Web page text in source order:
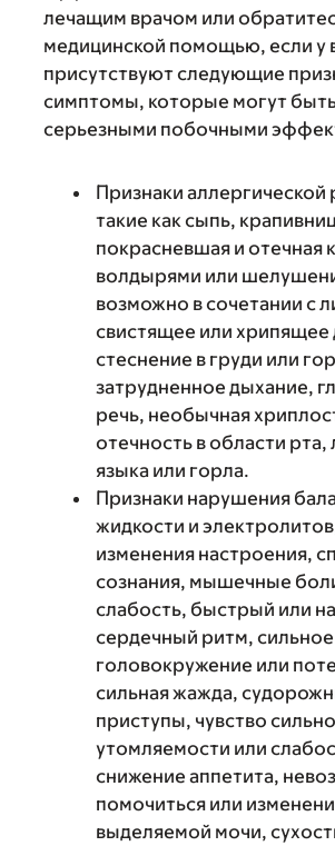
лечащим врачом или
медицинской помощью, если у
присутствуют следующие
симптомы, которые могут
серьезными побочными
Признаки аллергической
такие как сыпь,
покрасневшая и отечная
волдырями или
возможно в сочетании с
свистящее или хрипящее
стеснение в груди или
затрудненное дыхание,
речь, необычная
отечность в области рта,
языка или горла.
Признаки нарушения
жидкости и
изменения настроения,
сознания, мышечные
слабость, быстрый или
сердечный ритм, сильное
головокружение или
сильная жажда,
приступы, чувство
утомляемости или
снижение аппетита,
помочиться или
выделяемой мочи,